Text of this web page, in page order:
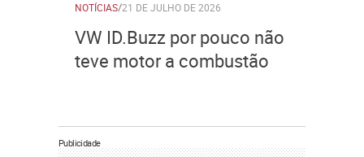
NOTÍCIAS/21 DE JULHO DE 2026
VW ID.Buzz por pouco não
teve motor a combustão
Publicidade